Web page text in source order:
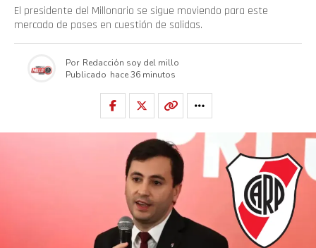
El presidente del Millonario se sigue moviendo para este
mercado de pases en cuestión de salidas.
Por Redacción soy del millo
Publicado hace 36 minutos